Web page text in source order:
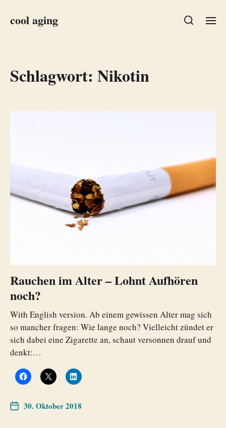
cool aging
Schlagwort: Nikotin
Rauchen im Alter – Lohnt Aufhören
noch?
With English version. Ab einem gewissen Alter mag sich
so mancher fragen: Wie lange noch? Vielleicht zündet er
sich dabei eine Zigarette an, schaut versonnen drauf und
denkt:…
30. Oktober 2018